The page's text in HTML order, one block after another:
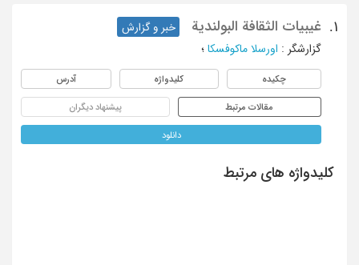
1. غیبیات الثقافة البولندیة
خبر و گزارش
گزارشگر : اورسلا ماکوفسکا ؛
چکیده کلیدواژه آدرس
مقالات مرتبط پیشنهاد دیگران
دانلود
کلیدواژه های مرتبط